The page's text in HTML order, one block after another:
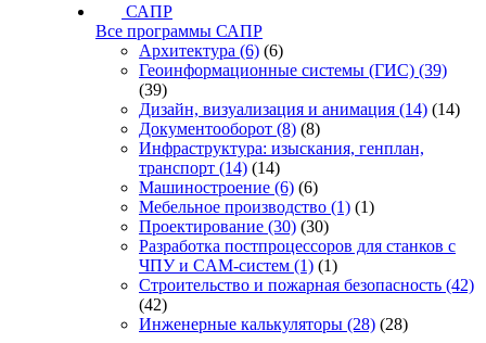
САПР
Все программы САПР
Архитектура (6) (6)
Геоинформационные системы (ГИС) (39)
(39)
Дизайн, визуализация и анимация (14) (14)
Документооборот (8) (8)
Инфраструктура: изыскания, генплан,
транспорт (14) (14)
Машиностроение (6) (6)
Мебельное производство (1) (1)
Проектирование (30) (30)
Разработка постпроцессоров для станков с
ЧПУ и CAM-систем (1) (1)
Строительство и пожарная безопасность (42)
(42)
Инженерные калькуляторы (28) (28)